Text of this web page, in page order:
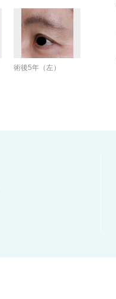
術後5年（左）